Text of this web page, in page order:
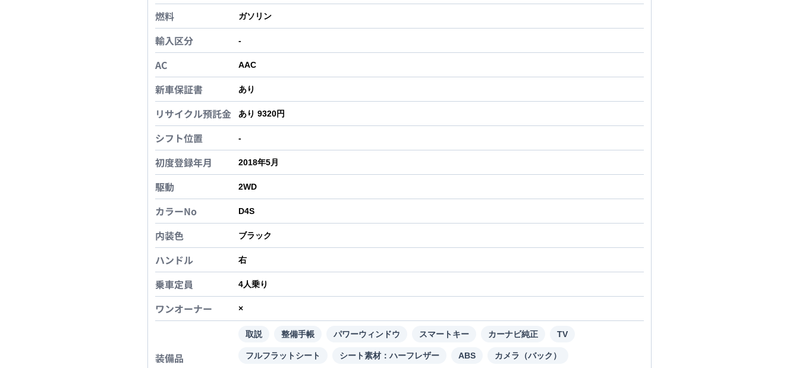
燃料 ガソリン
輸入区分 -
AC AAC
新車保証書 あり
リサイクル預託金 あり 9320円
シフト位置 -
初度登録年月 2018年5月
駆動 2WD
カラーNo D4S
内装色 ブラック
ハンドル 右
乗車定員 4人乗り
ワンオーナー ×
装備品
取説 整備手帳 パワーウィンドウ スマートキー カーナビ純正 TV
フルフラットシート シート素材：ハーフレザー ABS カメラ（バック）